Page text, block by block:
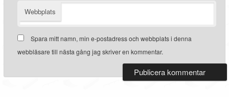
Webbplats
Spara mitt namn, min e-postadress och webbplats i denna
webbläsare till nästa gång jag skriver en kommentar.